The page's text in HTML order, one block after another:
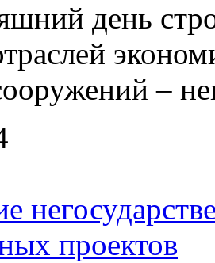
день
–
проектов